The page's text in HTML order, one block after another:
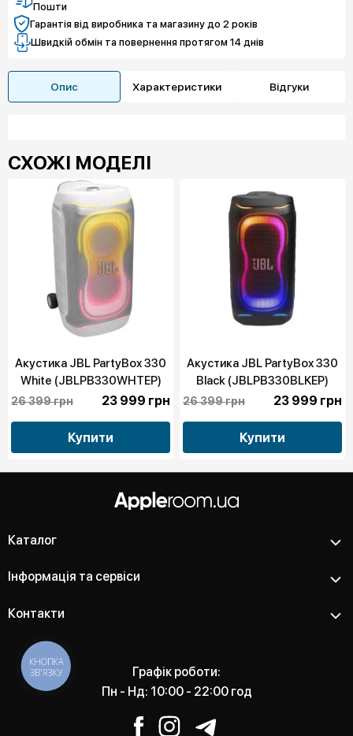
Пошти
Гарантія від виробника та магазину до 2 років
Швидкій обмін та повернення протягом 14 днів
Опис Характеристики Відгуки
СХОЖІ МОДЕЛІ
Акустика JBL PartyBox 330
White (JBLPB330WHTEP)
26 399 грн 23 999 грн
Купити
Акустика JBL PartyBox 330
Black (JBLPB330BLKEP)
26 399 грн 23 999 грн
Купити
Каталог
Інформація та сервіси
Контакти
Графік роботи:
Пн - Нд: 10:00 - 22:00 год
КНОПКА
ЗВ'ЯЗКУ